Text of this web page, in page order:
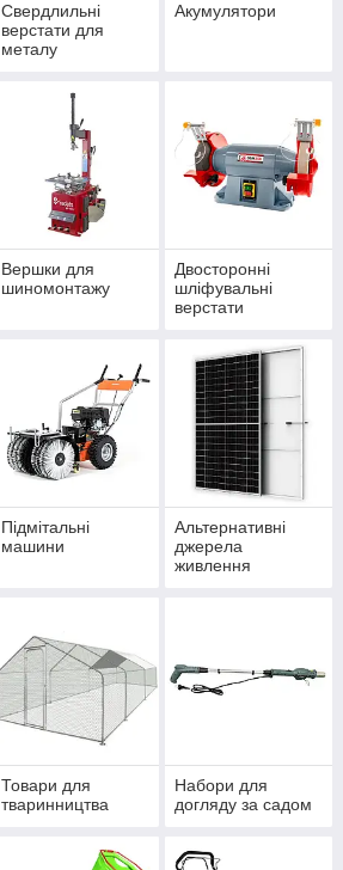
Свердлильні
верстати для
металу
Акумулятори
Вершки для
шиномонтажу
Двосторонні
шліфувальні
верстати
Підмітальні
машини
Альтернативні
джерела
живлення
Товари для
тваринництва
Набори для
догляду за садом